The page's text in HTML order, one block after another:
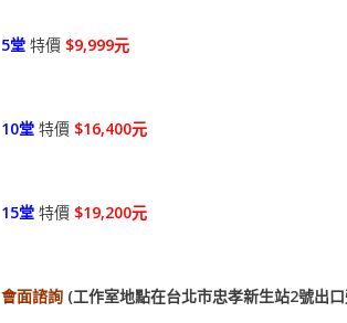
5堂特價 $9,999元
10堂特價 $16,400元
15堂特價 $19,200元
會面諮詢(工作室地點在台北市忠孝新生站2號出